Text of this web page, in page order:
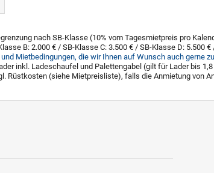
nach SB-Klasse (10% vom Tagesmietpreis pro
B: 2.000 € / SB-Klasse C: 3.500 € / SB-Klasse D: 5.500
Mietbedingungen, die wir Ihnen auf Wunsch auch gerne
inkl. Ladeschaufel und Palettengabel (gilt für Lader bis
Rüstkosten (siehe Mietpreisliste), falls die Anmietung von